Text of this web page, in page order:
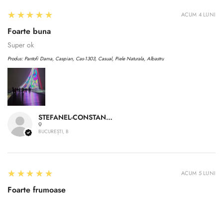
STEFANEL-CONSTANTIN A.
BUCUREȘTI, B
5
★★★★★
Foarte buna
Super ok
Produs: Pantofi Dama, Caspian, Cas-1303, Casual, Piele Naturala, Albastru
ACUM 4 LUNI
5
★★★★★
Foarte frumoase
ACUM 5 LUNI